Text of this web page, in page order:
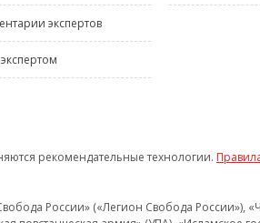
экспертов
рекомендательные технологии.
России» («Легион Свобода России»),